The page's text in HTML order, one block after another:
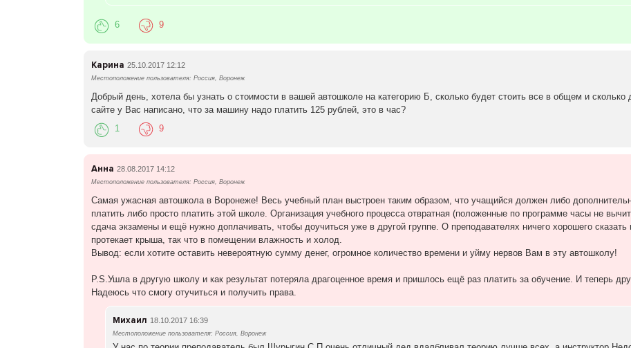
6 9
Карина 25.10.2017 12:12
Местоположение пользователя: Россия, Воронеж
Добрый день, хотела бы узнать о стоимости в вашей автошколе на категорию Б, сколько будет стоить все в общем и сколько
сайте у Вас написано, что за машину надо платить 125 рублей, это в час?
1 9
Анна 28.08.2017 14:12
Местоположение пользователя: Россия, Воронеж
Самая ужасная автошкола в Воронеже! Весь учебный план выстроен таким образом, что учащийся должен либо
платить либо просто платить этой школе. Организация учебного процесса отвратная (положенные по программе часы не
сдача экзамены и ещё нужно доплачивать, чтобы доучиться уже в другой группе. О преподавателях ничего хорошего
протекает крыша, так что в помещении влажность и холод.
Вывод: если хотите оставить невероятную сумму денег, огромное количество времени и уйму нервов Вам в эту автошколу!
P.S.Ушла в другую школу и как результат потеряла драгоценное время и пришлось ещё раз платить за обучение. И теперь
Надеюсь что смогу отучиться и получить права.
Михаил 18.10.2017 16:39
Местоположение пользователя: Россия, Воронеж